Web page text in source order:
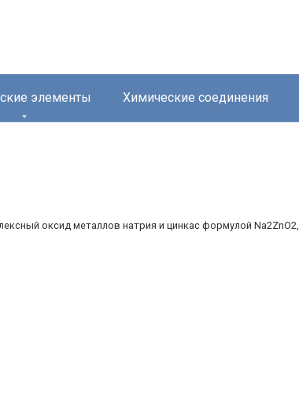
элементы Химические соединения
оксид металлов натрия и цинкас формулой Na2ZnO2,